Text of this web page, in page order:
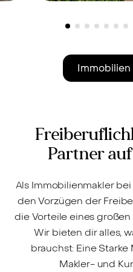
Plankstadt,
inkl. zwei
Immobilien
Partner
Als Immobilienmakler
den Vorzügen der
die Vorteile eines
Wir bieten dir alles,
brauchst: Eine
Makler- und